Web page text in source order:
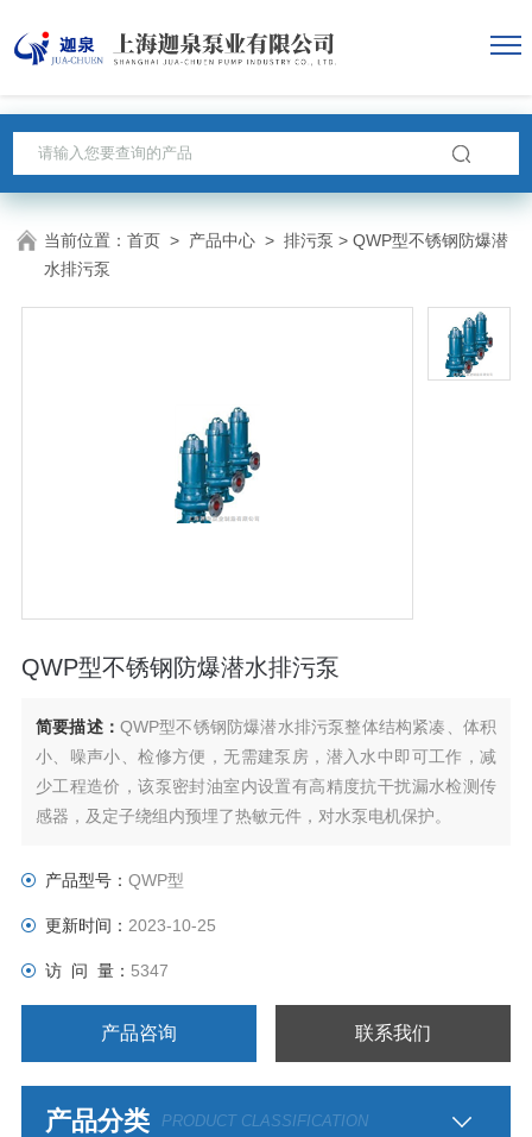
当前位置：首页 > 产品中心 >排污泵 > QWP型不锈钢防爆潜
水排污泵
QWP型不锈钢防爆潜水排污泵
简要描述： QWP型不锈钢防爆潜水排污泵整体结构紧凑、体积
小、噪声小、检修方便，无需建泵房，潜入水中即可工作，减
少工程造价，该泵密封油室内设置有高精度抗干扰漏水检测传
感器，及定子绕组内预埋了热敏元件，对水泵电机保护。
产品型号： QWP型
更新时间： 2023-10-25
访 问 量： 5347
产品咨询 联系我们
产品分类 PRODUCT CLASSIFICATION